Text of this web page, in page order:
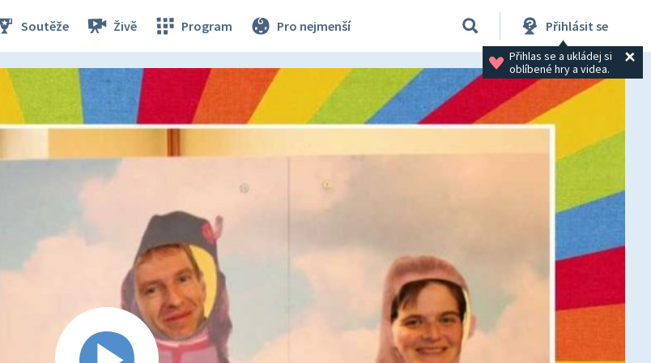
Soutěže Živě Program Pro nejmenší Přihlásit se
Přihlas se a ukládej si
oblíbené hry a videa.